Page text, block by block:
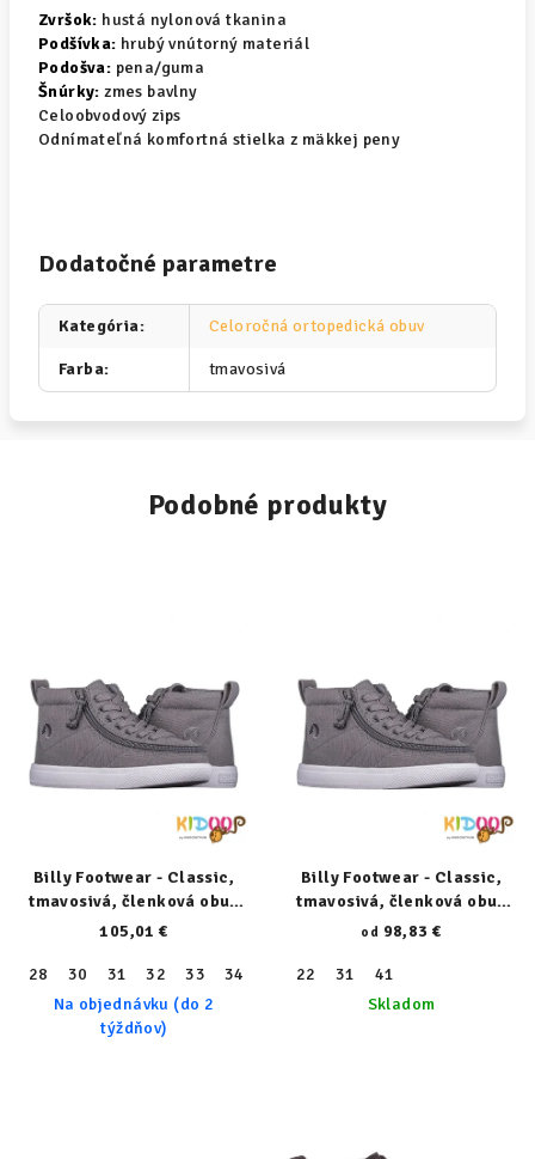
Zvršok: hustá nylonová tkanina
Podšívka: hrubý vnútorný materiál
Podošva: pena/guma
Šnúrky: zmes bavlny
Celoobvodový zips
Odnímateľná komfortná stielka z mäkkej peny
Dodatočné parametre
Kategória: Celoročná ortopedická obuv
Farba: tmavosivá
Podobné produkty
Billy Footwear - Classic,
tmavosivá, členková obuv
(WDR) 22317-030-W
105,01 €
28 30 31 32 33 34 37 38
40
Na objednávku (do 2
týždňov)
Billy Footwear - Classic,
tmavosivá, členková obuv
(XDR) 22317-030-XW
od 98,83 €
22 31
41
Skladom